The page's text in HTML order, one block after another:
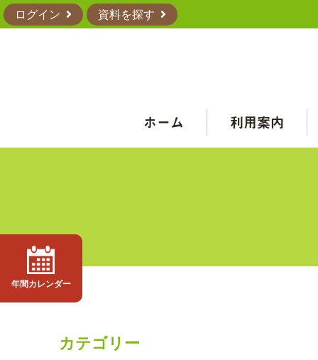
ログイン 資料を探す
ホーム 利用案内
年間カレンダー
カテゴリー